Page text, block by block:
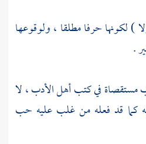
) لكونها حرفا مطلقا ، ولوقوعها
.
مستقصاة في كتب أهل الأدب ، لا
كما قد فعله من غلب عليه حب